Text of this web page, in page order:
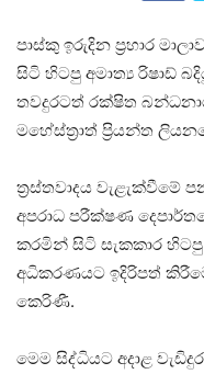
පාස්කු ඉරුදින ප්‍රහාර
සිටි හිටපු අමාත්‍ය රිෂාඩ්
තවදුරටත් රක්ෂිත
මහේස්ත්‍රාත් ප්‍රියන්ත
ත්‍රස්තවාදය වැළැක්වීමේ
අපරාධ පරීක්ෂණ
කරමින් සිටි සැකකාර හිටපු
අධිකරණයට ඉදිරිපත්
කෙරිණී.
මෙම සිද්ධියට අදාළ